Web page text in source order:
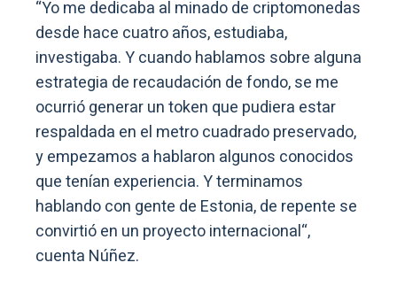
“Yo me dedicaba al minado de criptomonedas
desde hace cuatro años, estudiaba,
investigaba. Y cuando hablamos sobre alguna
estrategia de recaudación de fondo, se me
ocurrió generar un token que pudiera estar
respaldada en el metro cuadrado preservado,
y empezamos a hablaron algunos conocidos
que tenían experiencia. Y terminamos
hablando con gente de Estonia, de repente se
convirtió en un proyecto internacional“,
cuenta Núñez.